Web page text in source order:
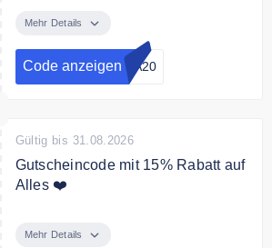
Kasse und sichern Sie sich 20%
Rabatt auf die gesamte Bestellung
Mehr Details
Code anzeigen PA20
Gültig bis 31.08.2026
Gutscheincode mit 15% Rabatt auf
Alles ❤️
15% Rabatt auf die gesamte
Mehr Details